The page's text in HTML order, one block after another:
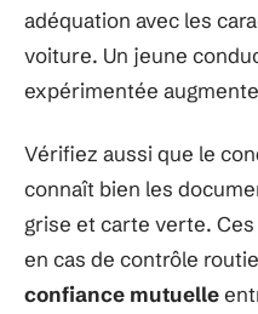
adéquation avec les
voiture. Un jeune
expérimentée
Vérifiez aussi que le
connaît bien les
grise et carte verte.
en cas de contrôle
confiance mutuelle